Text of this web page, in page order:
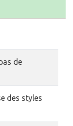
de
des styles